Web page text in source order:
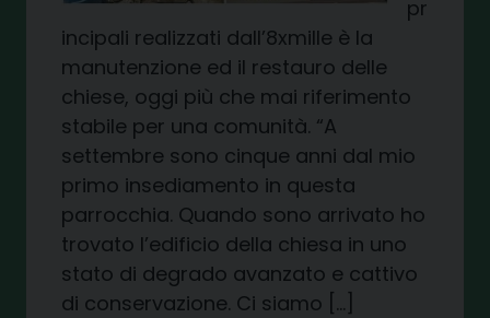
pr
incipali realizzati dall’8xmille è la
manutenzione ed il restauro delle
chiese, oggi più che mai riferimento
stabile per una comunità. “A
settembre sono cinque anni dal mio
primo insediamento in questa
parrocchia. Quando sono arrivato ho
trovato l’edificio della chiesa in uno
stato di degrado avanzato e cattivo
di conservazione. Ci siamo […]